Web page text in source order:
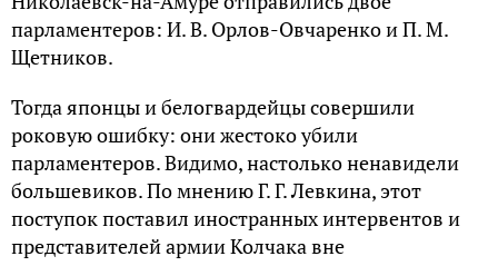
парламентеров: И. В. Орлов-Овчаренко и П. М.
Щетников.
Тогда японцы и белогвардейцы совершили
роковую ошибку: они жестоко убили
парламентеров. Видимо, настолько ненавидели
большевиков. По мнению Г. Г. Левкина, этот
поступок поставил иностранных интервентов и
представителей армии Колчака вне